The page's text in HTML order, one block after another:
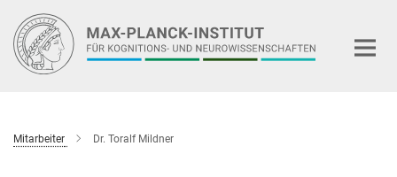
Hauptinhalt
Mitarbeiter Dr. Toralf Mildner